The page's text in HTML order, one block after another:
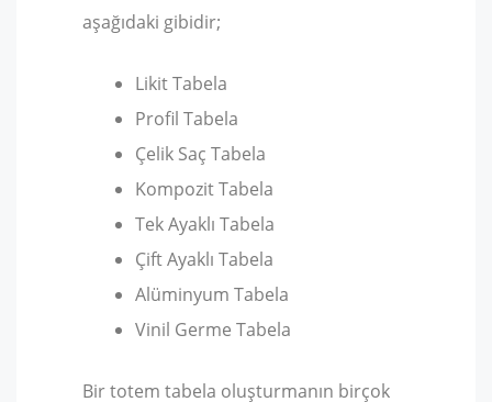
aşağıdaki gibidir;
Likit Tabela
Profil Tabela
Çelik Saç Tabela
Kompozit Tabela
Tek Ayaklı Tabela
Çift Ayaklı Tabela
Alüminyum Tabela
Vinil Germe Tabela
Bir totem tabela oluşturmanın birçok